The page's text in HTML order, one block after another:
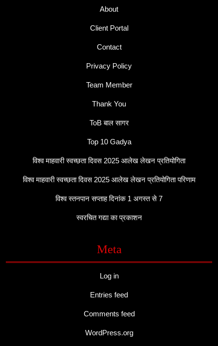
About
Client Portal
Contact
Privacy Policy
Team Member
Thank You
ToB बाल सागर
Top 10 Gadya
विश्व माहवारी स्वच्छता दिवस 2025 आलेख लेखन प्रतियोगिता
विश्व माहवारी स्वच्छता दिवस 2025 आलेख लेखन प्रतियोगिता परिणाम
विश्व स्तनपान सप्ताह दिनांक 1 अगस्त से 7
स्वरचित गद्या का प्रकाशन
Meta
Log in
Entries feed
Comments feed
WordPress.org